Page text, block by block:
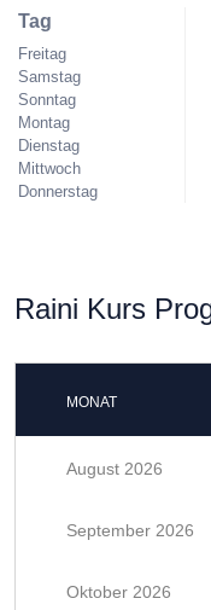
Tag
Freitag
Samstag
Sonntag
Montag
Dienstag
Mittwoch
Donnerstag
Raini Kurs
MONAT
August 2026
September 2026
Oktober 2026